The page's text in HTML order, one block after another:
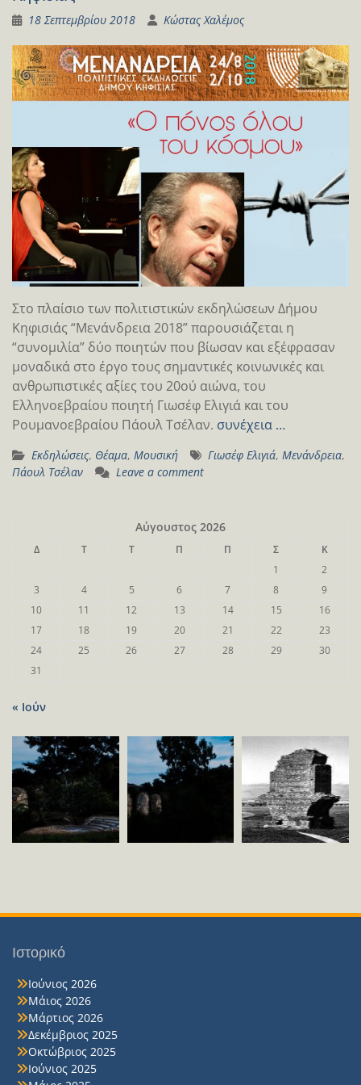
18 Σεπτεμβρίου 2018 Κώστας Χαλέμος
Στο πλαίσιο των πολιτιστικών εκδηλώσεων Δήμου
Κηφισιάς “Μενάνδρεια 2018” παρουσιάζεται η
“συνομιλία” δύο ποιητών που βίωσαν και εξέφρασαν
μοναδικά στο έργο τους σημαντικές κοινωνικές και
ανθρωπιστικές αξίες του 20ού αιώνα, του
Ελληνοεβραίου ποιητή Γιωσέφ Ελιγιά και του
Ρουμανοεβραίου Πάουλ Τσέλαν. συνέχεια …
Εκδηλώσεις, Θέαμα, Μουσική Γιωσέφ Ελιγιά, Μενάνδρεια,
Πάουλ Τσέλαν
Leave a comment
Αύγουστος 2026
Δ Τ Τ Π Π Σ
Κ
1
2
3
4 5 6 7 8
9
10
11 12 13 14 15
16
17
18 19 20 21 22
23
24
25 26 27 28 29
30
31
« Ιούν
Ιστορικό
Ιούνιος 2026
Μάιος 2026
Μάρτιος 2026
Δεκέμβριος 2025
Οκτώβριος 2025
Ιούνιος 2025